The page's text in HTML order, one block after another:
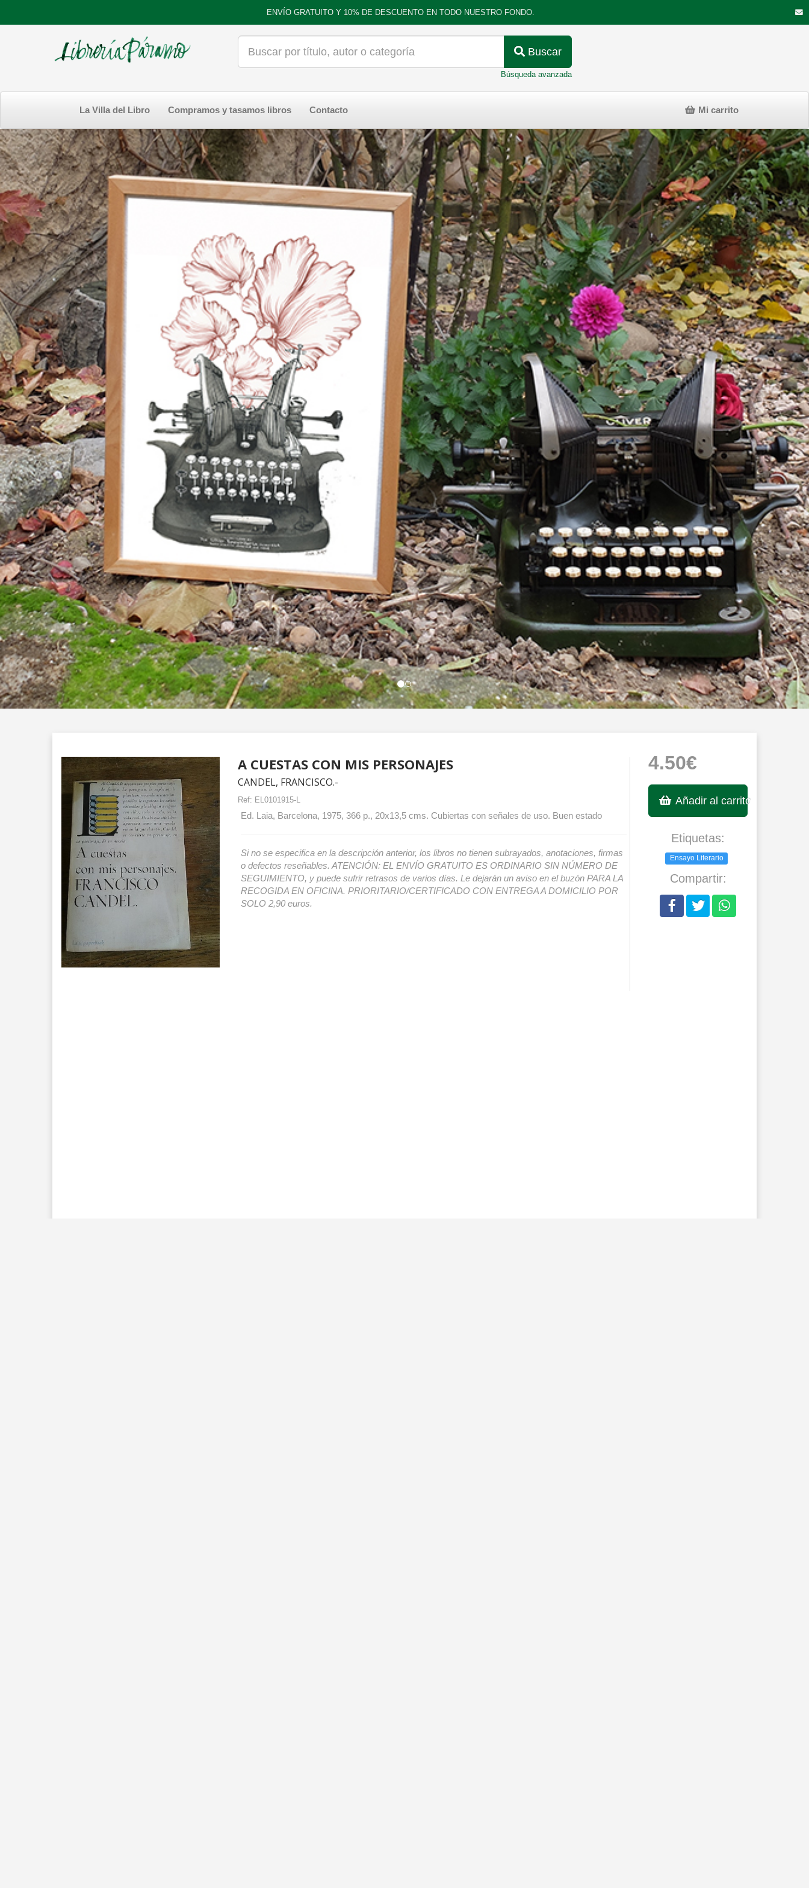
ENVÍO GRATUITO Y 10% DE DESCUENTO EN TODO NUESTRO FONDO.
Buscar
Búsqueda avanzada
La Villa del Libro Compramos y tasamos libros Contacto Mi carrito
A CUESTAS CON MIS PERSONAJES
CANDEL, FRANCISCO.-
Ref: EL0101915-L
Ed. Laia, Barcelona, 1975, 366 p., 20x13,5 cms. Cubiertas con señales de uso. Buen estado
Si no se especifica en la descripción anterior, los libros no tienen subrayados, anotaciones, firmas
o defectos reseñables. ATENCIÓN: EL ENVÍO GRATUITO ES ORDINARIO SIN NÚMERO DE
SEGUIMIENTO, y puede sufrir retrasos de varios días. Le dejarán un aviso en el buzón PARA LA
RECOGIDA EN OFICINA. PRIORITARIO/CERTIFICADO CON ENTREGA A DOMICILIO POR
SOLO 2,90 euros.
4.50€
Añadir al carrito
Etiquetas:
Ensayo Literario
Compartir: